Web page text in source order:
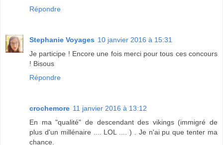
Répondre
Stephanie Voyages 10 janvier 2016 à 15:31
Je participe ! Encore une fois merci pour tous ces concours
! Bisous
Répondre
crochemore 11 janvier 2016 à 13:12
En ma "qualité" de descendant des vikings (immigré de
plus d'un millénaire .... LOL .... ) . Je n'ai pu que tenter ma
chance.